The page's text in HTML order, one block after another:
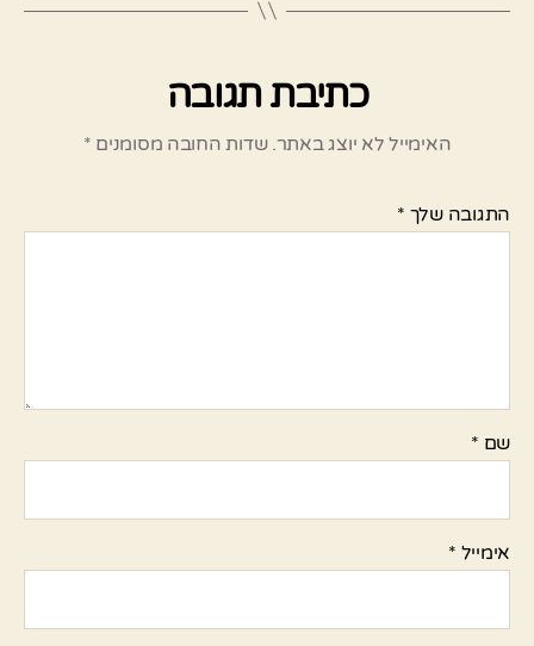
כתיבת תגובה
האימייל לא יוצג באתר. שדות החובה מסומנים *
התגובה שלך *
שם *
אימייל *